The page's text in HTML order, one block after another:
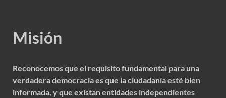
Misión
Reconocemos que el requisito fundamental para una
verdadera democracia es que la ciudadanía esté bien
informada, y que existan entidades independientes